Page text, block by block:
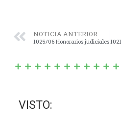
NOTICIA ANTERIOR
1025/06 Honorarios judiciales
VISTO: